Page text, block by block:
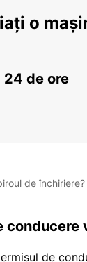
o
de ore
de închiriere?
conducere
de